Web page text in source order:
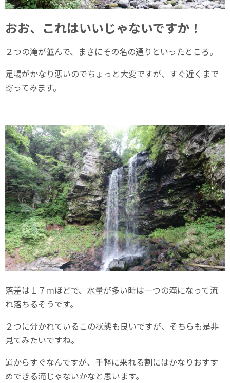
おお、これはいいじゃないですか！
２つの滝が並んで、まさにその名の通りといったところ。
足場がかなり悪いのでちょっと大変ですが、すぐ近くまで
寄ってみます。
落差は１７ｍほどで、水量が多い時は一つの滝になって流
れ落ちるそうです。
２つに分かれているこの状態も良いですが、そちらも是非
見てみたいですね。
道からすぐなんですが、手軽に来れる割にはかなりおすす
めできる滝じゃないかなと思います。